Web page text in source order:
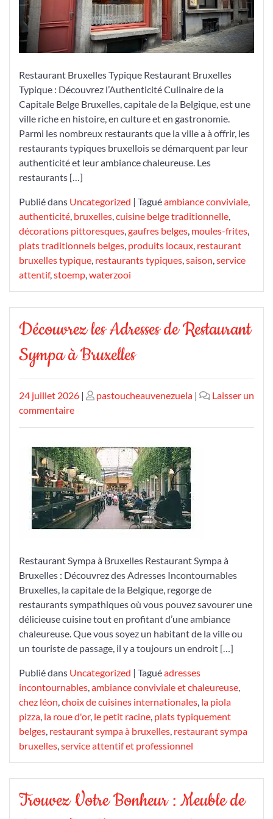
Bruxelles
Restaurant Bruxelles Typique Restaurant Bruxelles
Typique : Découvrez l’Authenticité Culinaire de la
Capitale Belge Bruxelles, capitale de la Belgique, est une
ville riche en histoire, en culture et en gastronomie.
Parmi les nombreux restaurants que la ville a à offrir, les
restaurants typiques bruxellois se démarquent par leur
authenticité et leur ambiance chaleureuse. Les
restaurants […]
Publié dans Uncategorized | Taguéambiance conviviale,
authenticité, bruxelles,cuisine belge traditionnelle,
décorations pittoresques,gaufres belges, moules-frites,
plats traditionnels belges, produits locaux, restaurant
bruxelles typique, restaurants typiques,saison,service
attentif,stoemp,waterzooi
Découvrez les Adresses de Restaurant
Sympa à Bruxelles
Publié
le
24 juillet 2026 | Publié
pastoucheauvenezuela |
Laisser un
commentairesur
Adresses
de
Restaurant
Sympa
à
Bruxelles
Restaurant Sympa à Bruxelles Restaurant Sympa à
Bruxelles : Découvrez des Adresses Incontournables
Bruxelles, la capitale de la Belgique, regorge de
restaurants sympathiques où vous pouvez savourer une
délicieuse cuisine tout en profitant d’une ambiance
chaleureuse. Que vous soyez un habitant de la ville ou
un touriste de passage, il y a toujours un endroit […]
Publié dans Uncategorized | Taguéadresses
incontournables,ambiance conviviale et chaleureuse,
chez léon,choix de cuisines internationales, la piola
pizza, la roue d'or, le petit racine, plats typiquement
belges, restaurant sympa à bruxelles, restaurant sympa
bruxelles,service attentif et professionnel
Trouvez Votre Bonheur : Meuble de